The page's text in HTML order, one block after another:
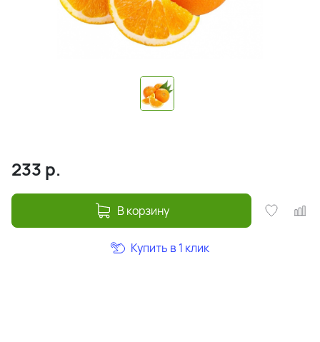
233 р.
В корзину
Купить в 1 клик